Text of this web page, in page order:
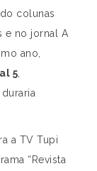
colunas
e no jornal A
ano,
5
a TV Tupi
“Revista